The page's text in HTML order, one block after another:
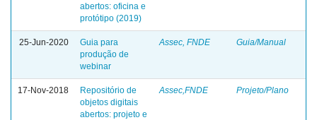
abertos: oficina e
protótipo (2019)
25-Jun-2020
Guia para
produção de
webinar
Assec, FNDE Guia/Manual
17-Nov-2018
Repositório de
objetos digitais
abertos: projeto e
Assec,FNDE Projeto/Plano